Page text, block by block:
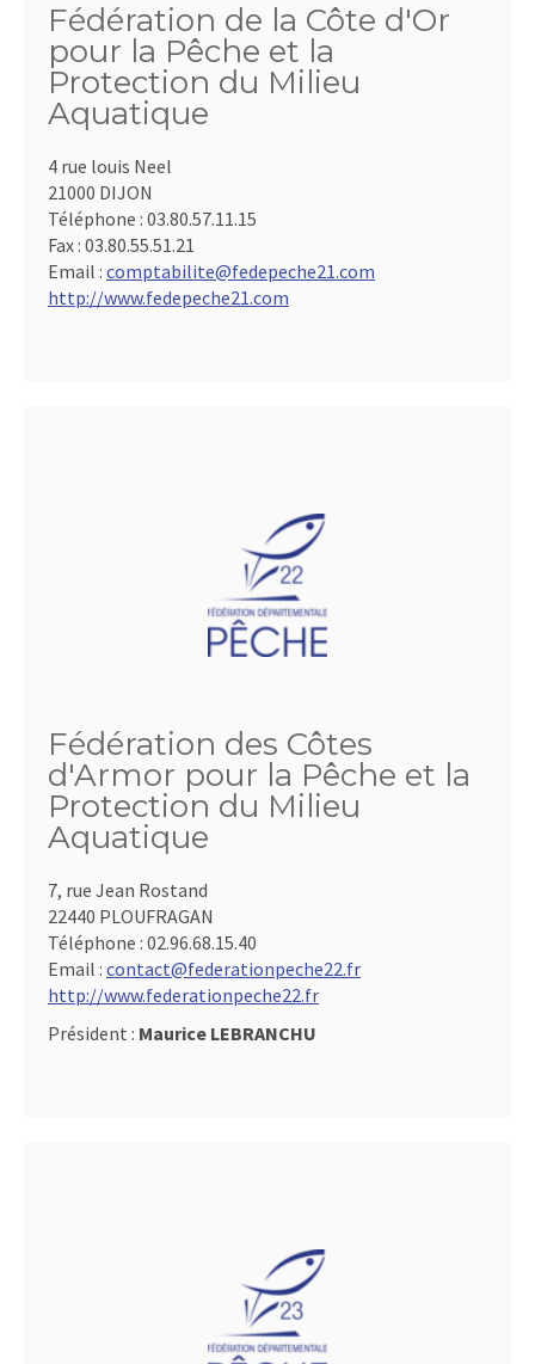
Fédération de la Côte d'Or
pour la Pêche et la
Protection du Milieu
Aquatique
4 rue louis Neel
21000 DIJON
Téléphone : 03.80.57.11.15
Fax : 03.80.55.51.21
Email : comptabilite@fedepeche21.com
http://www.fedepeche21.com
Fédération des Côtes
d'Armor pour la Pêche et la
Protection du Milieu
Aquatique
7, rue Jean Rostand
22440 PLOUFRAGAN
Téléphone : 02.96.68.15.40
Email : contact@federationpeche22.fr
http://www.federationpeche22.fr
Président : Maurice LEBRANCHU